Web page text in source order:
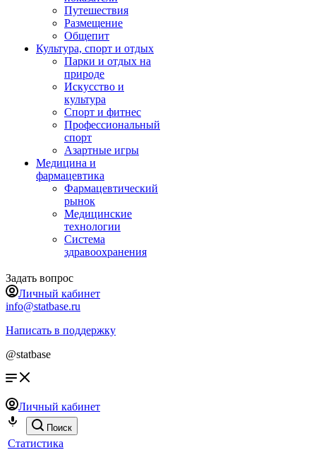
Путешествия
Размещение
Общепит
Культура, спорт и отдых
Парки и отдых на
природе
Искусство и
культура
Спорт и фитнес
Профессиональный
спорт
Азартные игры
Медицина и
фармацевтика
Фармацевтический
рынок
Медицинские
технологии
Система
здравоохранения
Задать вопрос
Личный кабинет
info@statbase.ru
Написать в поддержку
@statbase
Личный кабинет
Поиск
Статистика